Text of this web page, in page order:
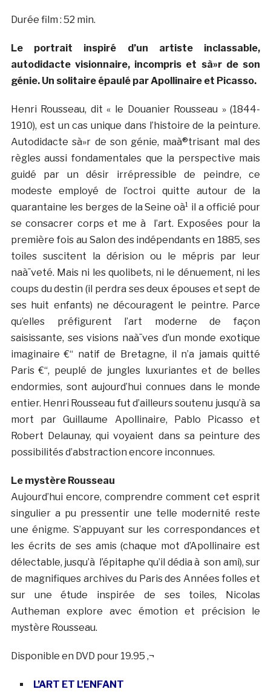
Durée film : 52 min.
Le portrait inspiré d’un artiste inclassable,
autodidacte visionnaire, incompris et sà»r de son
génie. Un solitaire épaulé par Apollinaire et Picasso.
Henri Rousseau, dit « le Douanier Rousseau » (1844-
1910), est un cas unique dans l’histoire de la peinture.
Autodidacte sà»r de son génie, maà®trisant mal des
règles aussi fondamentales que la perspective mais
guidé par un désir irrépressible de peindre, ce
modeste employé de l’octroi quitte autour de la
quarantaine les berges de la Seine oà¹ il a officié pour
se consacrer corps et me à l’art. Exposées pour la
première fois au Salon des indépendants en 1885, ses
toiles suscitent la dérision ou le mépris par leur
naà¯veté. Mais ni les quolibets, ni le dénuement, ni les
coups du destin (il perdra ses deux épouses et sept de
ses huit enfants) ne découragent le peintre. Parce
qu’elles préfigurent l’art moderne de façon
saisissante, ses visions naà¯ves d’un monde exotique
imaginaire €“ natif de Bretagne, il n’a jamais quitté
Paris €“, peuplé de jungles luxuriantes et de belles
endormies, sont aujourd’hui connues dans le monde
entier. Henri Rousseau fut d’ailleurs soutenu jusqu’à sa
mort par Guillaume Apollinaire, Pablo Picasso et
Robert Delaunay, qui voyaient dans sa peinture des
possibilités d’abstraction encore inconnues.
Le mystère Rousseau
Aujourd’hui encore, comprendre comment cet esprit
singulier a pu pressentir une telle modernité reste
une énigme. S’appuyant sur les correspondances et
les écrits de ses amis (chaque mot d’Apollinaire est
délectable, jusqu’à l’épitaphe qu’il dédia à son ami), sur
de magnifiques archives du Paris des Années folles et
sur une étude inspirée de ses toiles, Nicolas
Autheman explore avec émotion et précision le
mystère Rousseau.
Disponible en DVD pour 19.95 ‚¬
L’ART ET L’ENFANT